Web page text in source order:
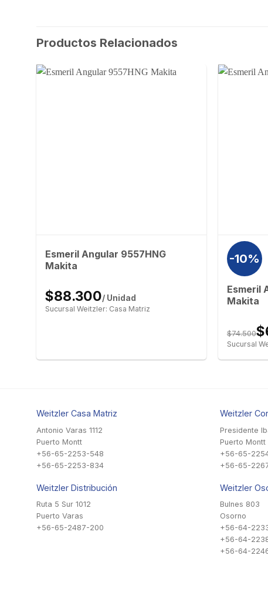
Productos Relacionados
Esmeril Angular 9557HNG
Makita
$88.300/ Unidad
Sucursal Weitzler: Casa Matriz
-10%
Esmeril
Makita
$74.500
Sucursal
Weitzler Casa Matriz
Antonio Varas 1112
Puerto Montt
+56-65-2253-548
+56-65-2253-834
Weitzler Distribución
Ruta 5 Sur 1012
Puerto Varas
+56-65-2487-200
Weitzler
Presidente
Puerto Montt
+56-65-
+56-65-
Weitzler
Bulnes 803
Osorno
+56-64-
+56-64-
+56-64-